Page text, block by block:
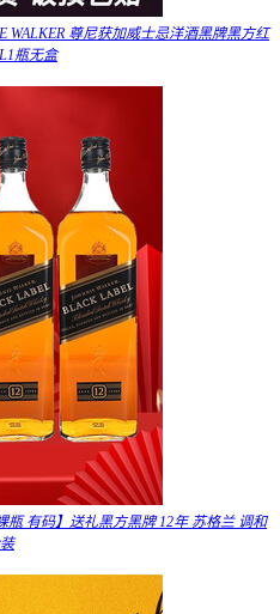
WALKER 尊尼获加威士忌洋酒黑牌黑方红
瓶无盒
瓶 有码】送礼黑方黑牌 12年 苏格兰 调和